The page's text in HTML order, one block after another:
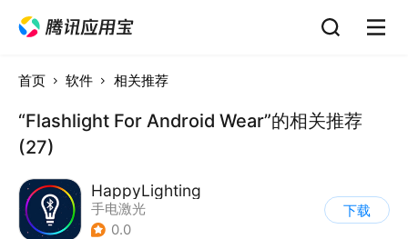
首页 软件 相关推荐
“Flashlight For Android Wear”的相关推荐
(27)
HappyLighting
手电激光
0.0
下载